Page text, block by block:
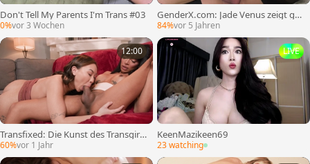
Don't Tell My Parents I'm Trans #03
0%vor 3 Wochen
GenderX.com: Jade Venus zeigt gro
ßen Schwanz
84%vor 5 Jahren
12:00
Transfixed: Die Kunst des Transgirl-
Teilens
60%vor 1 Jahr
LIVE
KeenMazikeen69
23 watching